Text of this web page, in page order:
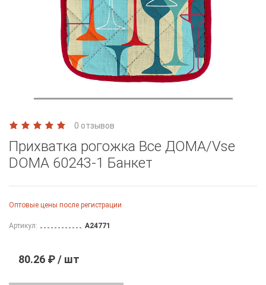
0 отзывов
Прихватка рогожка Все ДОМА/Vse
DOMA 60243-1 Банкет
Оптовые цены после регистрации
Артикул: A24771
80.26 ₽ / шт